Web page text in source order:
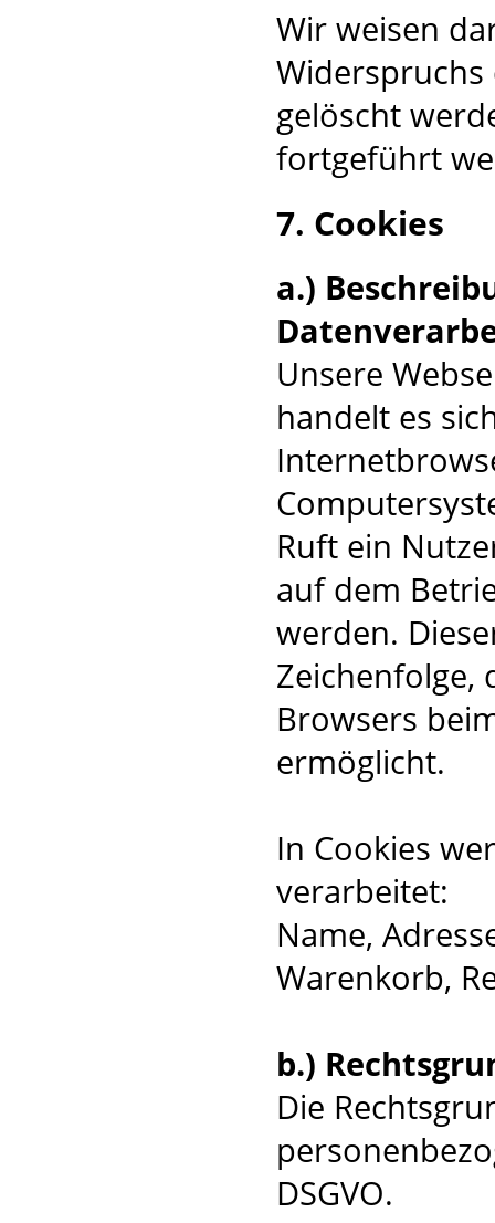
Wir weisen
gelöscht
fortgeführt
7. Cookies
a.)
Unsere
handelt es
Ruft ein
auf dem
werden.
Zeichenfolge,
Browsers
ermöglicht.
In Cookies
verarbeitet:
Name,
Warenkorb,
b.)
Die
DSGVO.